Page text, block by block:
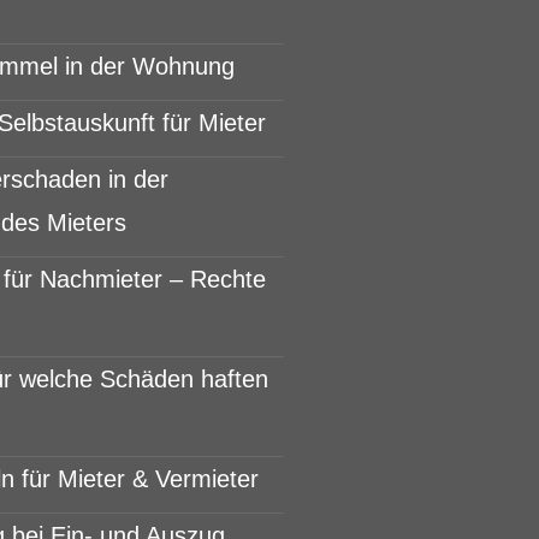
in der Wohnung
für Mieter
in der
Mieters
Nachmieter – Rechte
welche Schäden haften
für Mieter & Vermieter